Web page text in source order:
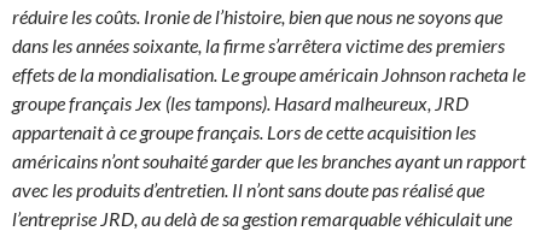
réduire les coûts. Ironie de l’histoire, bien que nous ne soyons que
dans les années soixante, la firme s’arrêtera victime des premiers
effets de la mondialisation. Le groupe américain Johnson racheta le
groupe français Jex (les tampons). Hasard malheureux, JRD
appartenait à ce groupe français. Lors de cette acquisition les
américains n’ont souhaité garder que les branches ayant un rapport
avec les produits d’entretien. Il n’ont sans doute pas réalisé que
l’entreprise JRD, au delà de sa gestion remarquable véhiculait une